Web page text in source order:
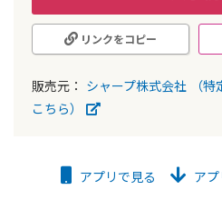
リンクをコピー
販売元： シャープ株式会社
（
こちら）
アプリで見る ア